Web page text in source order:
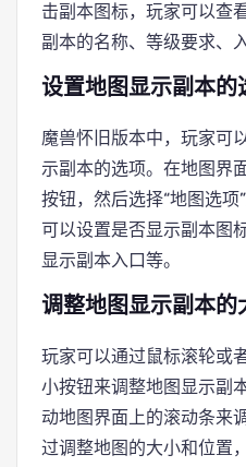
击副本图标，玩家可以查
副本的名称、等级要求、
设置地图显示副本的
魔兽怀旧版本中，玩家可
示副本的选项。在地图界
按钮，然后选择“地图选
可以设置是否显示副本图
显示副本入口等。
调整地图显示副本的
玩家可以通过鼠标滚轮或
小按钮来调整地图显示副
动地图界面上的滚动条来
过调整地图的大小和位置